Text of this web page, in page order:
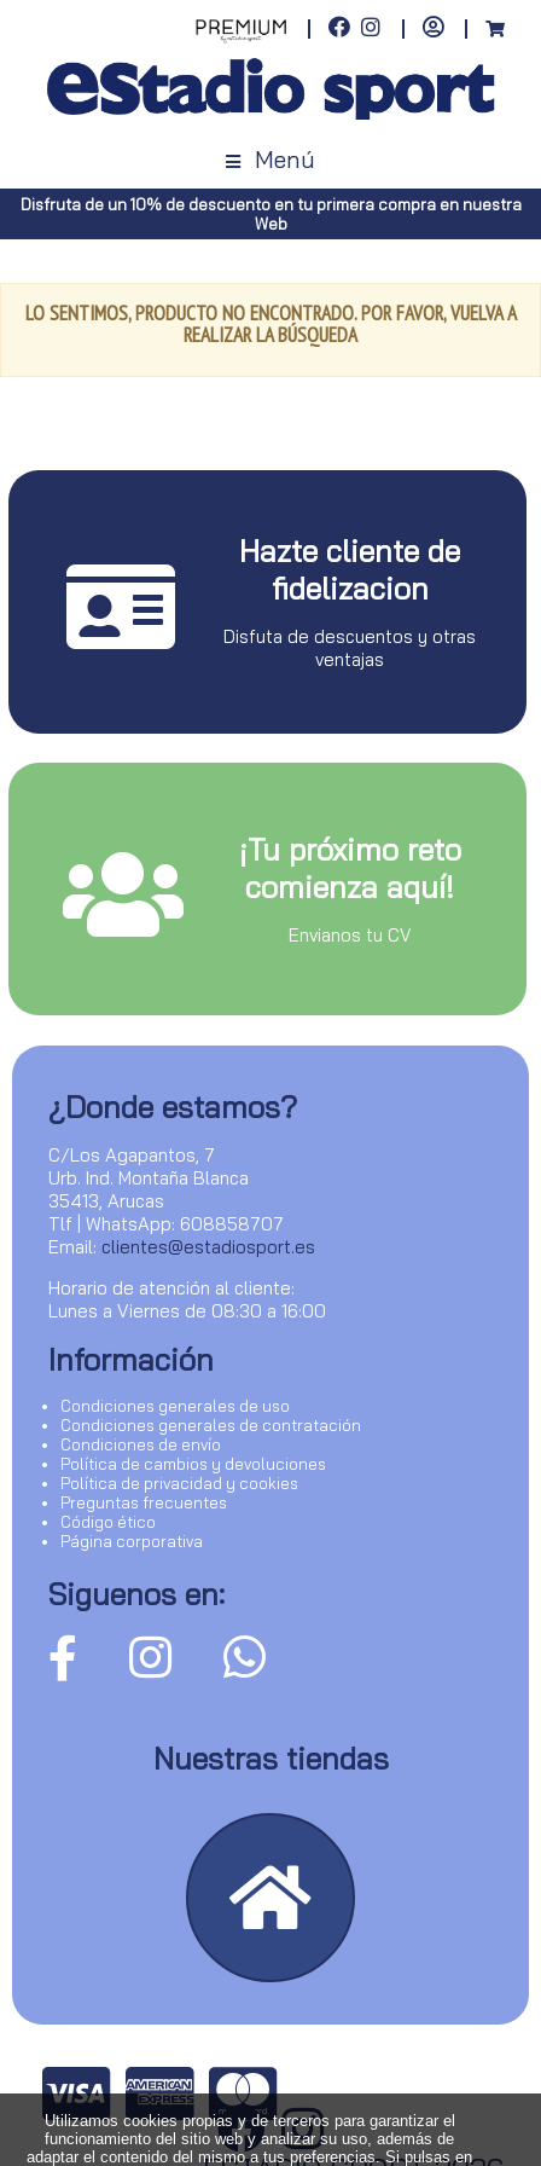
Menú
Disfruta de un 10% de descuento en tu primera compra en nuestra
Web
LO SENTIMOS, PRODUCTO NO ENCONTRADO. POR FAVOR, VUELVA A
REALIZAR LA BÚSQUEDA
Hazte cliente de
fidelizacion
Disfuta de descuentos y otras
ventajas
¡Tu próximo reto
comienza aquí!
Envianos tu CV
¿Donde estamos?
C/Los Agapantos, 7
Urb. Ind. Montaña Blanca
35413, Arucas
Tlf | WhatsApp: 608858707
Email: clientes@estadiosport.es
Horario de atención al cliente:
Lunes a Viernes de 08:30 a 16:00
Información
Condiciones generales de uso
Condiciones generales de contratación
Condiciones de envío
Política de cambios y devoluciones
Política de privacidad y cookies
Preguntas frecuentes
Código ético
Página corporativa
Siguenos en:
Nuestras tiendas
Utilizamos cookies propias y de terceros para garantizar el
funcionamiento del sitio web y analizar su uso, además de
adaptar el contenido del mismo a tus preferencias. Si pulsas en